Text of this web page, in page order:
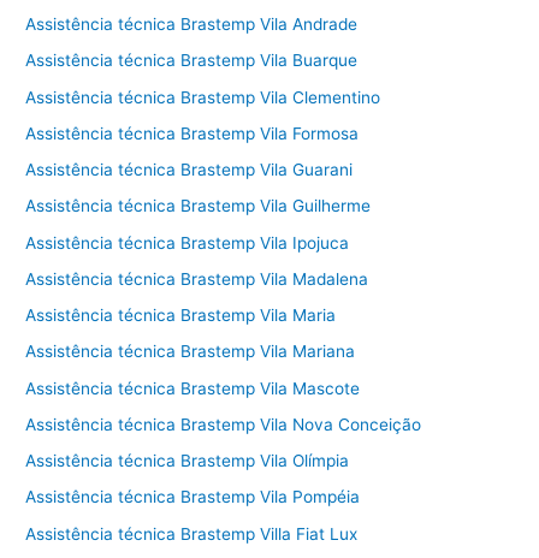
Assistência técnica Brastemp Vila Andrade
Assistência técnica Brastemp Vila Buarque
Assistência técnica Brastemp Vila Clementino
Assistência técnica Brastemp Vila Formosa
Assistência técnica Brastemp Vila Guarani
Assistência técnica Brastemp Vila Guilherme
Assistência técnica Brastemp Vila Ipojuca
Assistência técnica Brastemp Vila Madalena
Assistência técnica Brastemp Vila Maria
Assistência técnica Brastemp Vila Mariana
Assistência técnica Brastemp Vila Mascote
Assistência técnica Brastemp Vila Nova Conceição
Assistência técnica Brastemp Vila Olímpia
Assistência técnica Brastemp Vila Pompéia
Assistência técnica Brastemp Villa Fiat Lux